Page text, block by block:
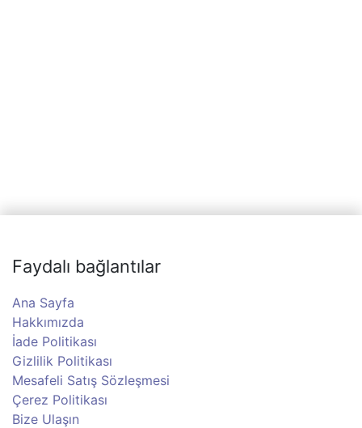
Faydalı bağlantılar
Ana Sayfa
Hakkımızda
İade Politikası
Gizlilik Politikası
Mesafeli Satış Sözleşmesi
Çerez Politikası
Bize Ulaşın